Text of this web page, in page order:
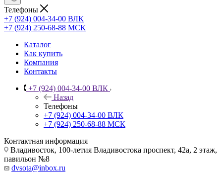
Телефоны
+7 (924) 004-34-00 ВЛК
+7 (924) 250-68-88 МСК
Каталог
Как купить
Компания
Контакты
+7 (924) 004-34-00 ВЛК
Назад
Телефоны
+7 (924) 004-34-00 ВЛК
+7 (924) 250-68-88 МСК
Контактная информация
Владивосток, 100-летия Владивостока проспект, 42а, 2 этаж,
павильон №8
dvsota@inbox.ru